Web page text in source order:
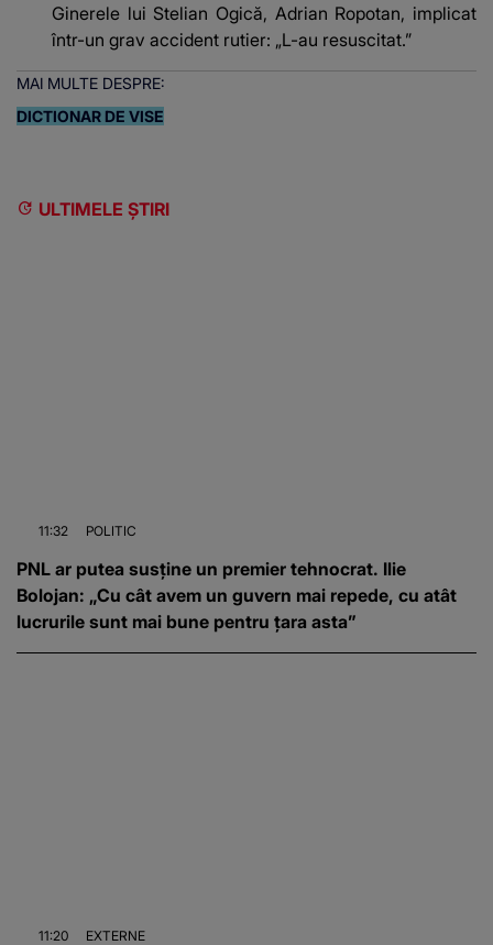
Ginerele lui Stelian Ogică, Adrian Ropotan, implicat
într-un grav accident rutier: „L-au resuscitat.”
MAI MULTE DESPRE:
DICTIONAR DE VISE
ULTIMELE ȘTIRI
11:32 POLITIC
PNL ar putea susține un premier tehnocrat. Ilie
Bolojan: „Cu cât avem un guvern mai repede, cu atât
lucrurile sunt mai bune pentru țara asta”
11:20 EXTERNE